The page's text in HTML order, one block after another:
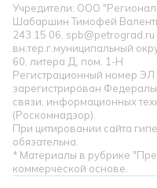
Учредители: ООО
Шабаршин Тимофей
243 15 06, spb@petrograd.ru
вн.тер.г.муниципальный
60, литера Д, пом. 1-Н
Регистрационный номер
зарегистрирован
связи, информационных
(Роскомнадзор).
При цитировании сайта
обязательна.
* Материалы в рубрике
коммерческой основе.